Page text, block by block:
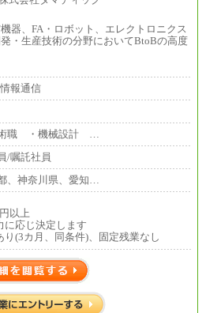
器、FA・ロボット、エレクトロニクス
・生産技術の分野においてBtoBの高度
報通信
職 ・機械設計 …
/嘱託社員
、神奈川県、愛知…
以上
応じ決定します
(3カ月、同条件)、固定残業なし